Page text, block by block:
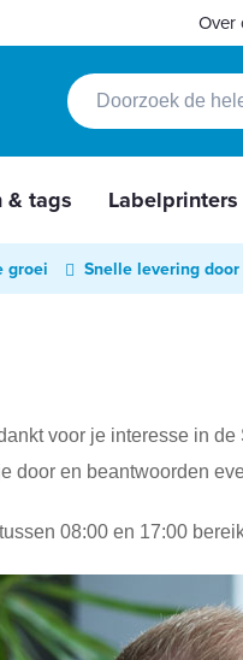
Over
Zoek
& tags Labelprinters
groei Snelle levering
voor je interesse in
door en beantwoorden
08:00 en 17:00